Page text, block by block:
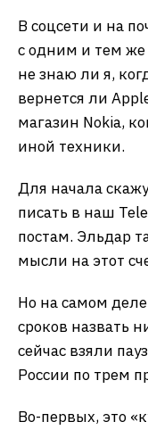
В соцсети и на
с одним и тем
не знаю ли я,
вернется ли
магазин Nokia,
иной техники.
Для начала
писать в наш
постам. Эльдар
мысли на этот
Но на самом
сроков назвать
сейчас взяли
России по трем
Во-первых, это